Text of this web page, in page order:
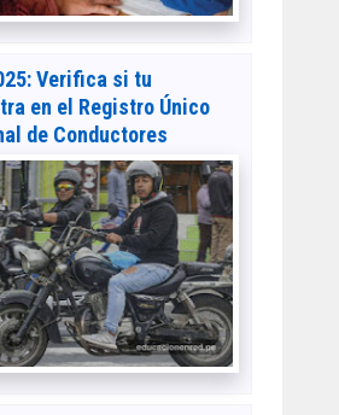
Verifica si tu
en el Registro Único
de Conductores